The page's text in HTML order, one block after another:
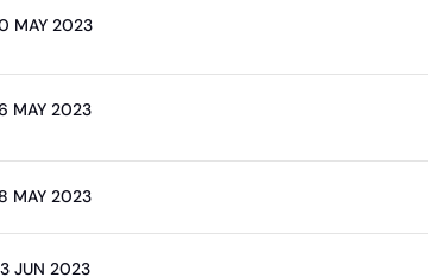
MAY 2023
MAY 2023
MAY 2023
JUN 2023